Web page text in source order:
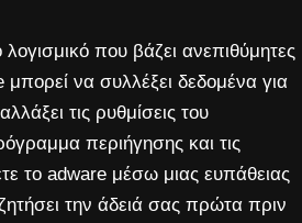
λογισμικό που βάζει ανεπιθύμητες
να συλλέξει δεδομένα για
τις ρυθμίσεις του
περιήγησης και τις
το adware μέσω μιας ευπάθειας
την άδειά σας πρώτα πριν